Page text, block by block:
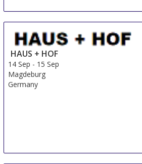
HAUS + HOF
14 Sep - 15 Sep
Magdeburg
Germany